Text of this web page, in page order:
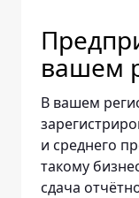
вашем
В вашем
и среднего
такому
сдача